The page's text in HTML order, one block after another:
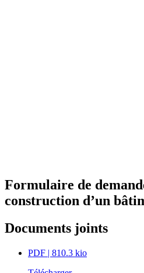
Formulaire de
construction d’un
Documents joints
PDF | 810.3 kio